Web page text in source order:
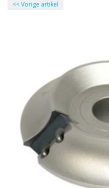
<<Vorige artikel